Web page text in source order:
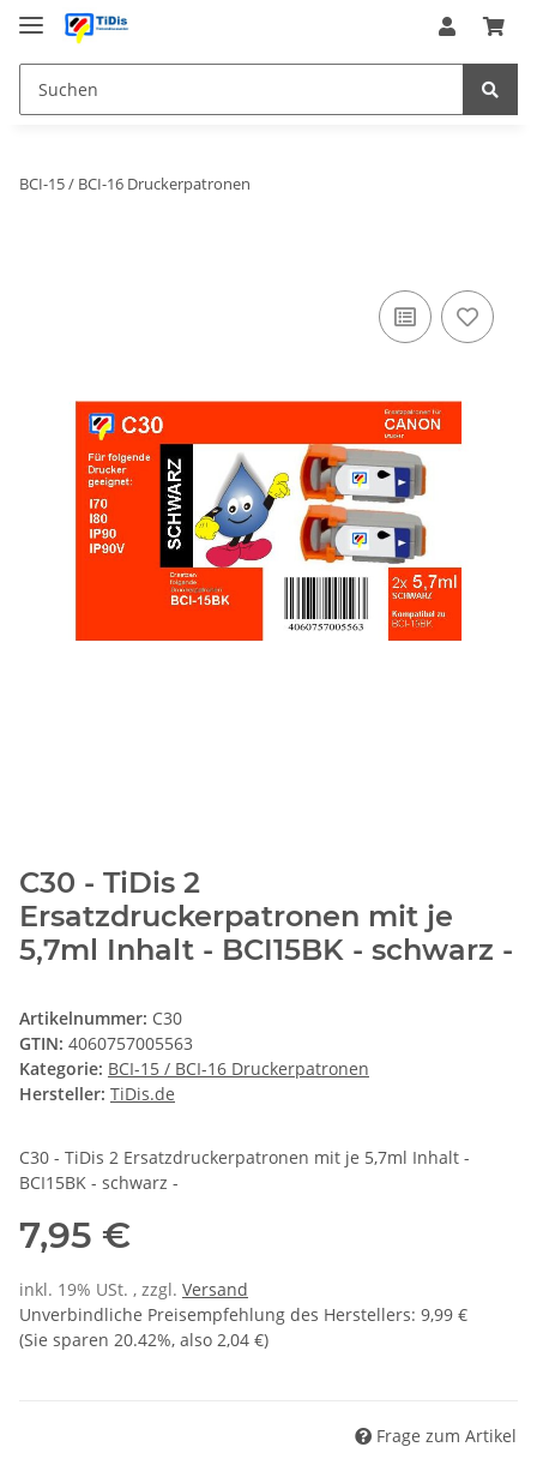
BCI-15 / BCI-16 Druckerpatronen
C30 - TiDis 2
Ersatzdruckerpatronen mit je
5,7ml Inhalt - BCI15BK - schwarz -
Artikelnummer: C30
GTIN: 4060757005563
Kategorie: BCI-15 / BCI-16 Druckerpatronen
Hersteller: TiDis.de
C30 - TiDis 2 Ersatzdruckerpatronen mit je 5,7ml Inhalt -
BCI15BK - schwarz -
7,95 €
inkl. 19% USt. , zzgl. Versand
Unverbindliche Preisempfehlung des Herstellers: 9,99 €
(Sie sparen 20.42%, also 2,04 €)
Frage zum Artikel